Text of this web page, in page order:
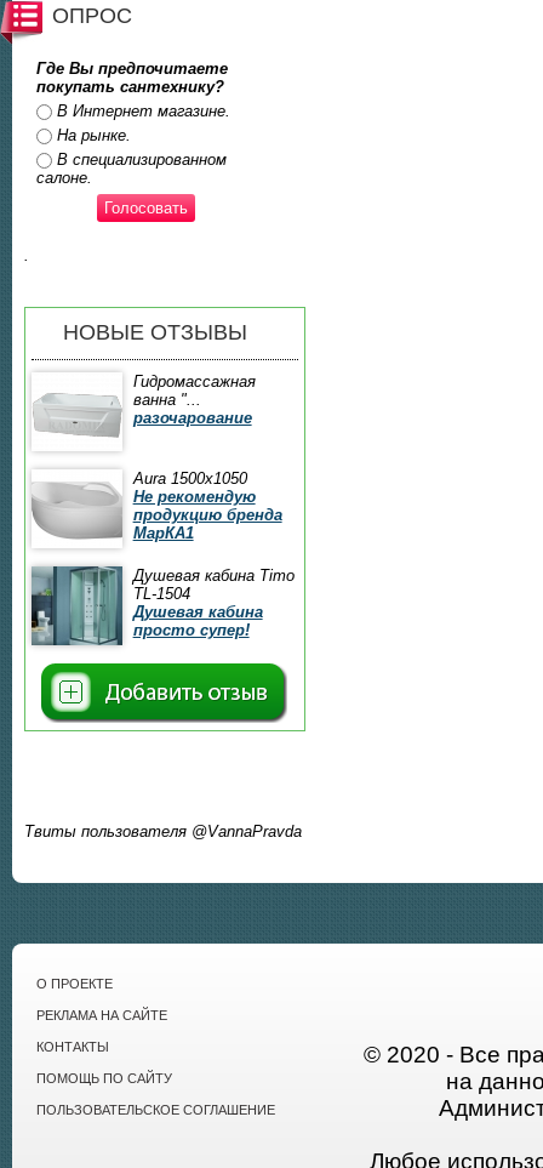
ОПРОС
Где Вы предпочитаете
покупать сантехнику?
Ответы
В Интернет магазине.
На рынке.
В специализированном
салоне.
НОВЫЕ ОТЗЫВЫ
Гидромассажная
ванна "...
разочарование
Aura 1500x1050
Не рекомендую
продукцию бренда
МарКА1
Душевая кабина Timo
TL-1504
Душевая кабина
просто супер!
Твиты пользователя @VannaPravda
О ПРОЕКТЕ
РЕКЛАМА НА САЙТЕ
КОНТАКТЫ
ПОМОЩЬ ПО САЙТУ
ПОЛЬЗОВАТЕЛЬСКОЕ СОГЛАШЕНИЕ
© 2020 - Все
на
Любое